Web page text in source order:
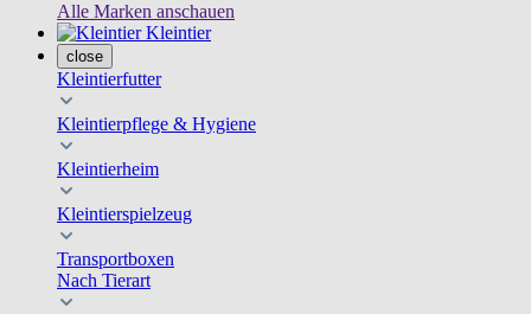
Alle Marken anschauen
Kleintier
close
Kleintierfutter
Kleintierpflege & Hygiene
Kleintierheim
Kleintierspielzeug
Transportboxen
Nach Tierart